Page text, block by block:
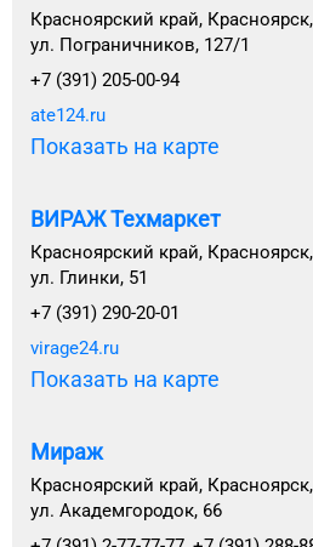
Красноярский край, Красноярск,
ул. Пограничников, 127/1
+7 (391) 205-00-94
ate124.ru
Показать на карте
ВИРАЖ Техмаркет
Красноярский край, Красноярск,
ул. Глинки, 51
+7 (391) 290-20-01
virage24.ru
Показать на карте
Мираж
Красноярский край, Красноярск,
ул. Академгородок, 66